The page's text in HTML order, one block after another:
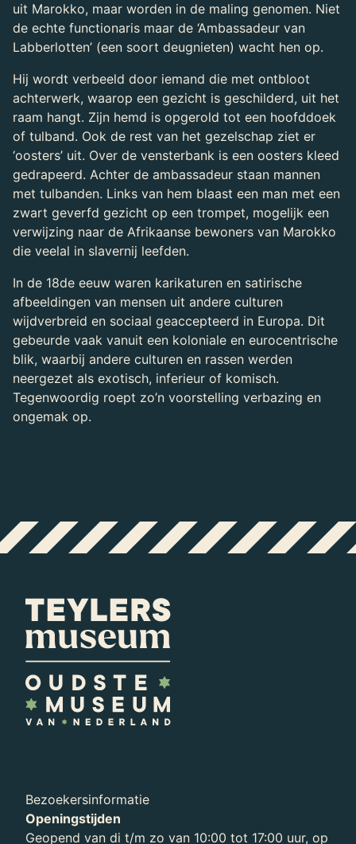
uit Marokko, maar worden in de maling genomen. Niet
de echte functionaris maar de ‘Ambassadeur van
Labberlotten’ (een soort deugnieten) wacht hen op.
Hij wordt verbeeld door iemand die met ontbloot
achterwerk, waarop een gezicht is geschilderd, uit het
raam hangt. Zijn hemd is opgerold tot een hoofddoek
of tulband. Ook de rest van het gezelschap ziet er
‘oosters’ uit. Over de vensterbank is een oosters kleed
gedrapeerd. Achter de ambassadeur staan mannen
met tulbanden. Links van hem blaast een man met een
zwart geverfd gezicht op een trompet, mogelijk een
verwijzing naar de Afrikaanse bewoners van Marokko
die veelal in slavernij leefden.
In de 18de eeuw waren karikaturen en satirische
afbeeldingen van mensen uit andere culturen
wijdverbreid en sociaal geaccepteerd in Europa. Dit
gebeurde vaak vanuit een koloniale en eurocentrische
blik, waarbij andere culturen en rassen werden
neergezet als exotisch, inferieur of komisch.
Tegenwoordig roept zo’n voorstelling verbazing en
ongemak op.
Bezoekersinformatie
Openingstijden
Geopend van di t/m zo van 10:00 tot 17:00 uur, op